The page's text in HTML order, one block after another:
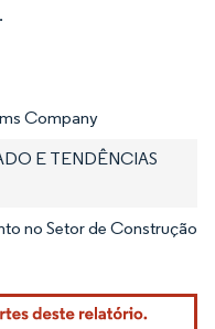
Company
E TENDÊNCIAS
no Setor de Construção